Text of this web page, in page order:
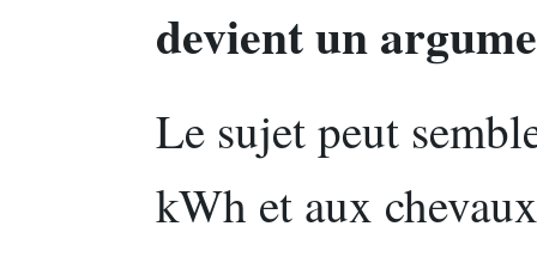
devient un
Le sujet peut
kWh et aux